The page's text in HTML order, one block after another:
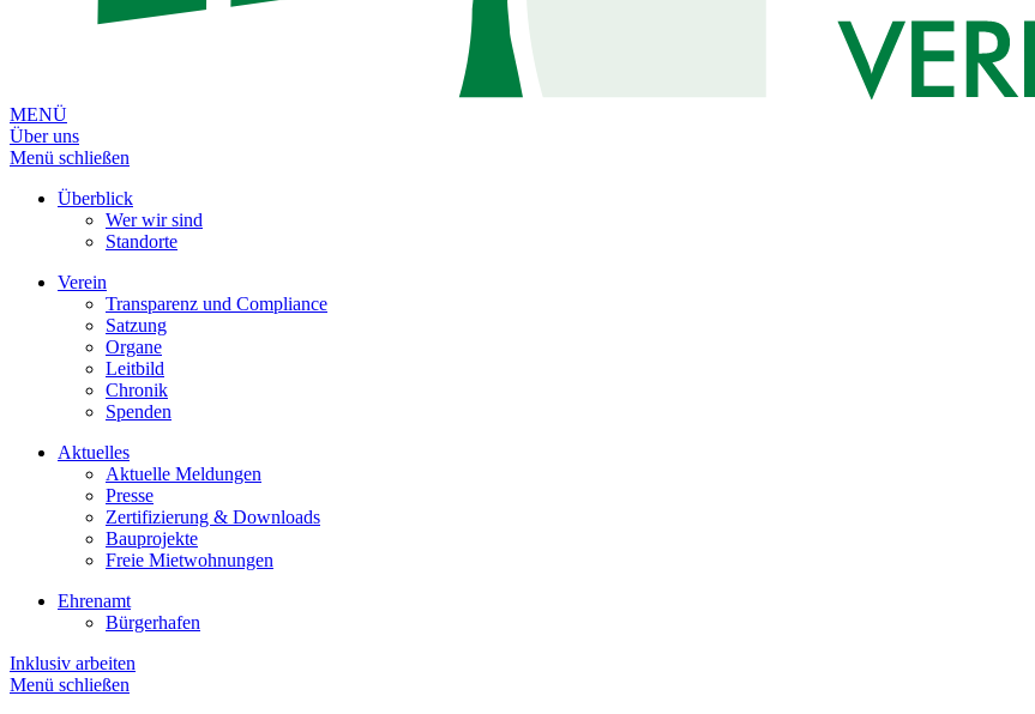
MENÜ
Über uns
Menü schließen
Überblick
Wer wir sind
Standorte
Verein
Transparenz und Compliance
Satzung
Organe
Leitbild
Chronik
Spenden
Aktuelles
Aktuelle Meldungen
Presse
Zertifizierung & Downloads
Bauprojekte
Freie Mietwohnungen
Ehrenamt
Bürgerhafen
Inklusiv arbeiten
Menü schließen